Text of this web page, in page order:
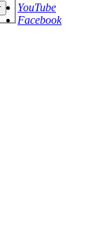
YouTube
Facebook